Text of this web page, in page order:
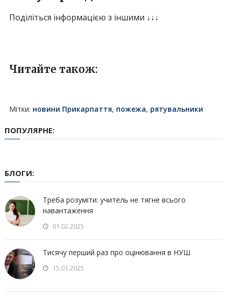
Поділіться інформацією з іншими ↓↓↓
Читайте також:
Мітки: новини Прикарпаття, пожежа, рятувальники
ПОПУЛЯРНЕ:
БЛОГИ:
Треба розуміти: учитель не тягне всього
навантаження
01.02.2025
Тисячу перший раз про оцінювання в НУШ
15.01.2025